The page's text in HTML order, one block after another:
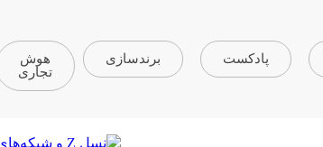
پادکست برندسازی
هوش
تجاری